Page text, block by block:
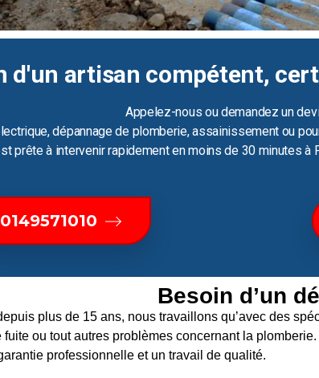
d'un artisan compétent,
Appelez-nous ou demandez un
dépannage de plomberie, assainissement ou
prête à intervenir rapidement en moins de 30 minutes à
0149571010
Besoin d’un
plus de 15 ans, nous travaillons qu’avec des
ou tout autres problèmes concernant la
professionnelle et un travail de qualité.